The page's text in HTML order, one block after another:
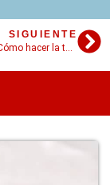
SIGUIENTE
Tartar de Fuet: Cómo hacer la tapa gourmet de moda en 15 minutos